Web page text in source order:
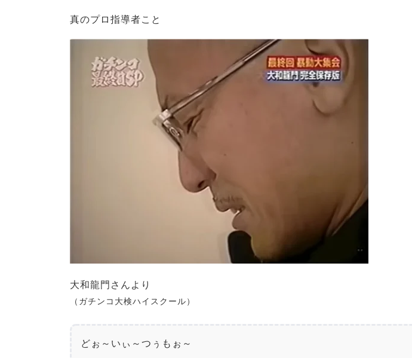
真のプロ指導者こと
大和龍門さんより
（ガチンコ大検ハイスクール）
どぉ～いぃ～つぅもぉ～